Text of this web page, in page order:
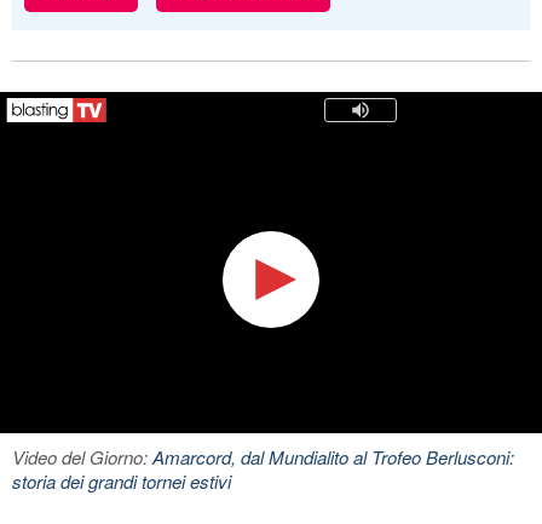
Video del Giorno:Amarcord, dal Mundialito al Trofeo Berlusconi:
storia dei grandi tornei estivi